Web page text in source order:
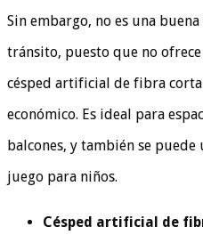
Sin embargo, no es una
tránsito, puesto que no
césped artificial de fibra corta
económico. Es ideal para
balcones, y también se
juego para niños.
Césped artificial de